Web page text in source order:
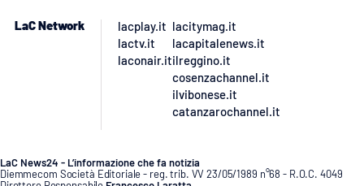
LaC Network
lacplay.it
lactv.it
laconair.it
lacitymag.it
lacapitalenews.it
ilreggino.it
cosenzachannel.it
ilvibonese.it
catanzarochannel.it
LaC News24 - L’informazione che fa notizia
Diemmecom Società Editoriale - reg. trib. VV 23/05/1989 n°68 - R.O.C. 4049